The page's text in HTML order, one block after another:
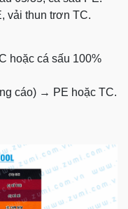
vải thun trơn TC.
hoặc cá sấu 100%
cáo) → PE hoặc TC.